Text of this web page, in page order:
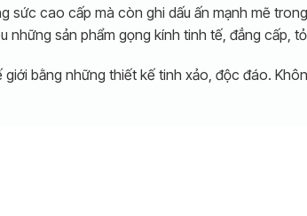
cao cấp mà còn ghi dấu ấn mạnh mẽ
sản phẩm gọng kính tinh tế, đẳng cấp,
bằng những thiết kế tinh xảo, độc đáo.